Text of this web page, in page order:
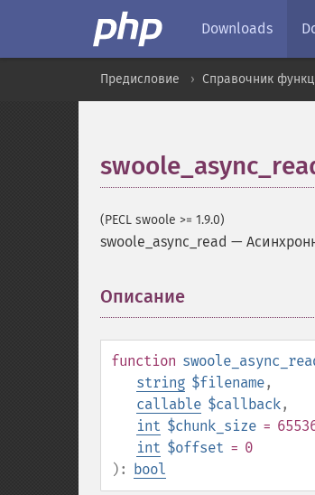
Downloads
Предисловие Справочник
(PECL swoole >= 1.9.0)
swoole_async_read —
Описание
function
string $filename,
callable $callback,
int $chunk_size =
int $offset = 0
): bool